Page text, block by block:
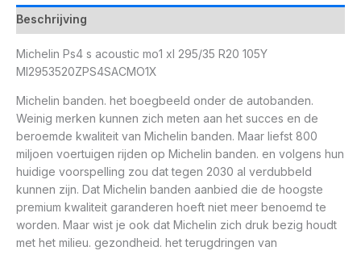
Beschrijving
Michelin Ps4 s acoustic mo1 xl 295/35 R20 105Y
MI2953520ZPS4SACMO1X
Michelin banden. het boegbeeld onder de autobanden.
Weinig merken kunnen zich meten aan het succes en de
beroemde kwaliteit van Michelin banden. Maar liefst 800
miljoen voertuigen rijden op Michelin banden. en volgens hun
huidige voorspelling zou dat tegen 2030 al verdubbeld
kunnen zijn. Dat Michelin banden aanbied die de hoogste
premium kwaliteit garanderen hoeft niet meer benoemd te
worden. Maar wist je ook dat Michelin zich druk bezig houdt
met het milieu. gezondheid. het terugdringen van